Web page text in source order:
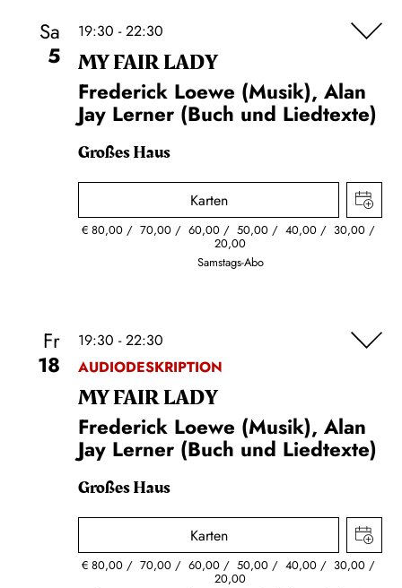
Sa
5
19:30 - 22:30
MY FAIR LADY
Frederick Loewe (Musik), Alan
Jay Lerner (Buch und Liedtexte)
Großes Haus
Karten
€80,00 70,00 60,00 50,00 40,00 30,00
20,00
Samstags-Abo
Fr
18
19:30 - 22:30
AUDIODESKRIPTION
MY FAIR LADY
Frederick Loewe (Musik), Alan
Jay Lerner (Buch und Liedtexte)
Großes Haus
Karten
€80,00 70,00 60,00 50,00 40,00 30,00
20,00